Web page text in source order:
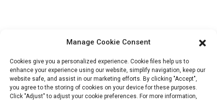
informations sur nos offres.
Contactez-Nous
Manage Cookie Consent
Cookies give you a personalized experience. Cookie files help us to
enhance your experience using our website, simplify navigation, keep our
website safe, and assist in our marketing efforts. By clicking "Accept",
you agree to the storing of cookies on your device for these purposes.
Click "Adjust" to adjust your cookie preferences. For more information,